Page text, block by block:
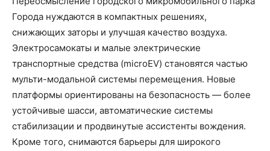
Города нуждаются в компактных решениях,
снижающих заторы и улучшая качество воздуха.
Электросамокаты и малые электрические
транспортные средства (microEV) становятся частью
мульти-модальной системы перемещения. Новые
платформы ориентированы на безопасность — более
устойчивые шасси, автоматические системы
стабилизации и продвинутые ассистенты вождения.
Кроме того, снимаются барьеры для широкого